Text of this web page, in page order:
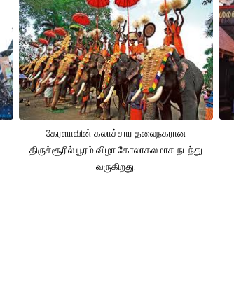
கேரளாவின் கலாச்சார தலைநகரான
திருச்சூரில் பூரம் விழா கோலாகலமாக நடந்து
வருகிறது.